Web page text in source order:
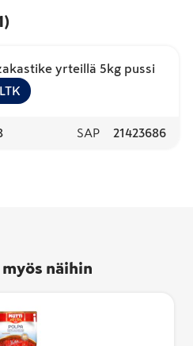
)
yrteillä 5kg pussi
SAP 21423686
näihin